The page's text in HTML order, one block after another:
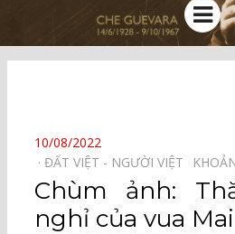
POSTED
ON
10/08/2022
ĐẤT VIỆT - NGƯỜI VIỆT⠀
Chùm ảnh:
nghỉ của vua